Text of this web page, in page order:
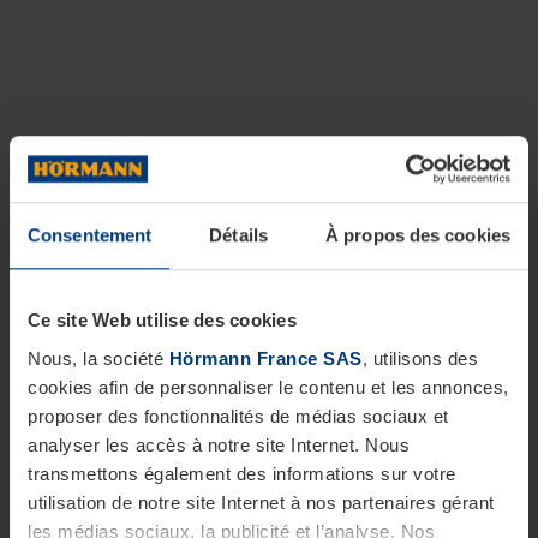
Consentement Détails À propos des cookies
Ce site Web utilise des cookies
Nous, la société Hörmann France SAS, utilisons des
cookies afin de personnaliser le contenu et les annonces,
proposer des fonctionnalités de médias sociaux et
analyser les accès à notre site Internet. Nous
transmettons également des informations sur votre
utilisation de notre site Internet à nos partenaires gérant
les médias sociaux, la publicité et l’analyse. Nos